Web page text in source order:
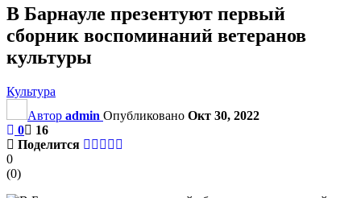
В Барнауле презентуют первый
сборник воспоминаний ветеранов
культуры
Культура
Автор admin Опубликовано Окт 30, 2022
0
16
Поделится
0
(0)